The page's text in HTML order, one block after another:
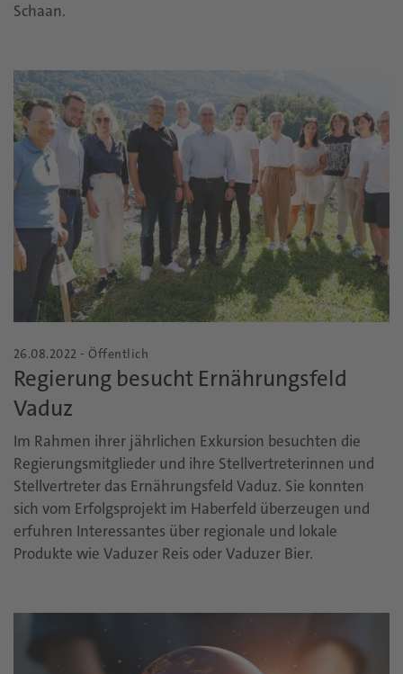
Schaan.
26.08.2022 - Öffentlich
Regierung besucht Ernährungsfeld
Vaduz
Im Rahmen ihrer jährlichen Exkursion besuchten die
Regierungsmitglieder und ihre Stellvertreterinnen und
Stellvertreter das Ernährungsfeld Vaduz. Sie konnten
sich vom Erfolgsprojekt im Haberfeld überzeugen und
erfuhren Interessantes über regionale und lokale
Produkte wie Vaduzer Reis oder Vaduzer Bier.